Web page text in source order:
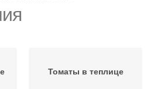
Томаты в теплице